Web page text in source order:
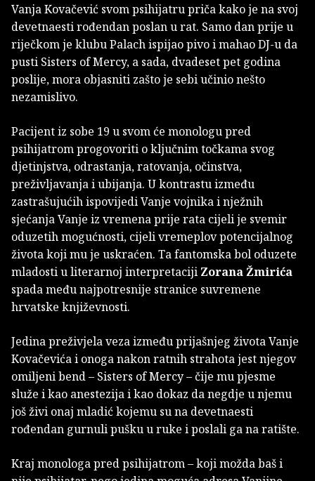
Vanja Kovačević svom psihijatru priča kako je na svoj
devetnaesti rođendan poslan u rat. Samo dan prije u
riječkom je klubu Palach ispijao pivo i mahao DJ-u da
pusti Sisters of Mercy, a sada, dvadeset pet godina
poslije, mora objasniti zašto je sebi učinio nešto
nezamislivo.
Pacijent iz sobe 19 u svom će monologu pred
psihijatrom progovoriti o ključnim točkama svog
djetinjstva, odrastanja, ratovanja, očinstva,
preživljavanja i ubijanja. U kontrastu između
zastrašujućih ispovijedi Vanje vojnika i nježnih
sjećanja Vanje iz vremena prije rata cijeli je svemir
oduzetih mogućnosti, cijeli vremeplov potencijalnog
života koji mu je uskraćen. Ta fantomska bol oduzete
mladosti u literarnoj interpretaciji Zorana Žmirića
spada među najpotresnije stranice suvremene
hrvatske književnosti.
Jedina preživjela veza između prijašnjeg života Vanje
Kovačevića i onoga nakon ratnih strahota jest njegov
omiljeni bend – Sisters of Mercy – čije mu pjesme
služe i kao anestezija i kao dokaz da negdje u njemu
još živi onaj mladić kojemu su na devetnaesti
rođendan gurnuli pušku u ruke i poslali ga na ratište.
Kraj monologa pred psihijatrom – koji možda baš i